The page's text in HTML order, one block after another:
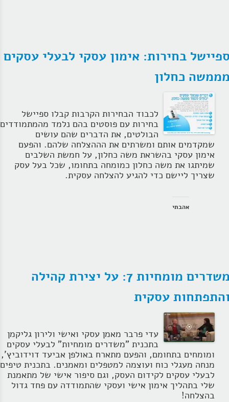
בחירות: אימון עסקי לבעלי עסקים
כחלון
לכבוד הבחירות הקרבות קבלו ספיישל
בחירות עם פוסטים בהם נלמד מהמתמודדים
הבולטים, את הדברים שהם עושים
שמקדמים אותם ומשרתים את הההצלחה שלהם. והפעם
אימון עסקי בהשראת משה כחלון, על חמשת השלבים
שמיתגו את משה כחלון כמומחה בתחומו, שכל בעל עסק
שצריך ליישם כדי להגיע להצלחה עסקית.
אהבתי
משדרים מומחיות 7: על יצירת קהילה
עסקית
עדי פרבר מאמן עסקי ואישי ולירון גליקמן
בתכנית "משדרים מומחיות" לבעלי עסקים
ומומחים בתחומם, והפעם מתארח באולפן אביעד דוידוביץ',
מנחה מעגלי כוח ועוצמה למטפלים ומאמנים. בתכנית טיפים
לבעלי עסקים לקידום העסק, וגם סיפור אישי של מתאמנת
שלי בתהליך אימון אישי ועסקי שהתמודדה עם פחד גדול
בהצלחה!